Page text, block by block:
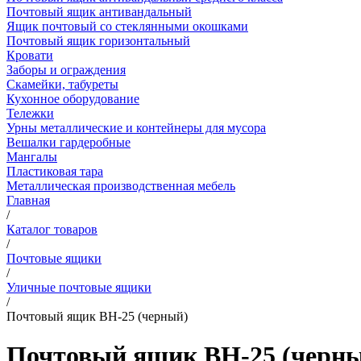
Почтовый ящик антивандальный
Ящик почтовый со стеклянными окошками
Почтовый ящик горизонтальный
Кровати
Заборы и ограждения
Скамейки, табуреты
Кухонное оборудование
Тележки
Урны металлические и контейнеры для мусора
Вешалки гардеробные
Мангалы
Пластиковая тара
Металлическая производственная мебель
Главная
/
Каталог товаров
/
Почтовые ящики
/
Уличные почтовые ящики
/
Почтовый ящик ВН-25 (черный)